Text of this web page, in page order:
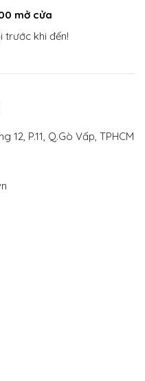
mở cửa
trước khi đến!
P.11, Q.Gò Vấp, TPHCM